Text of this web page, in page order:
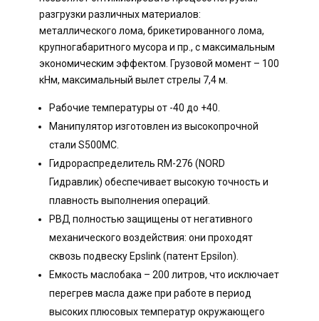
разгрузки различных материалов:
металлического лома, брикетированного лома,
крупногабаритного мусора и пр., с максимальным
экономическим эффектом. Грузовой момент – 100
кНм, максимальный вылет стрелы 7,4 м.
Рабочие температуры от -40 до +40.
Манипулятор изготовлен из высокопрочной
стали S500MC.
Гидрораспределитель RM-276 (NORD
Гидравлик) обеспечивает высокую точность и
плавность выполнения операций.
РВД полностью защищены от негативного
механического воздействия: они проходят
сквозь подвеску Epslink (патент Epsilon).
Емкость маслобака – 200 литров, что исключает
перегрев масла даже при работе в период
высоких плюсовых температур окружающего